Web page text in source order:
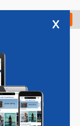
Check in
Vacatures
x